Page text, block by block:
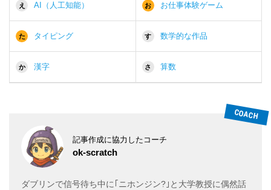
え AI（人工知能） お お仕事体験ゲーム
た タイピング す 数学的な作品
か 漢字 さ 算数
記事作成に協力したコーチ
ok-scratch
ダブリンで信号待ち中に｢ニホンジン?｣と大学教授に偶然話